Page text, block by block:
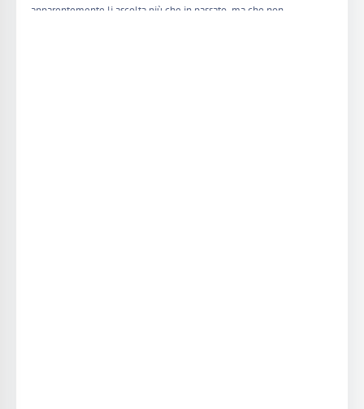
apparentemente li ascolta più che in passato, ma che non…